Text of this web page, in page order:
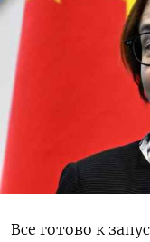
Все готово к